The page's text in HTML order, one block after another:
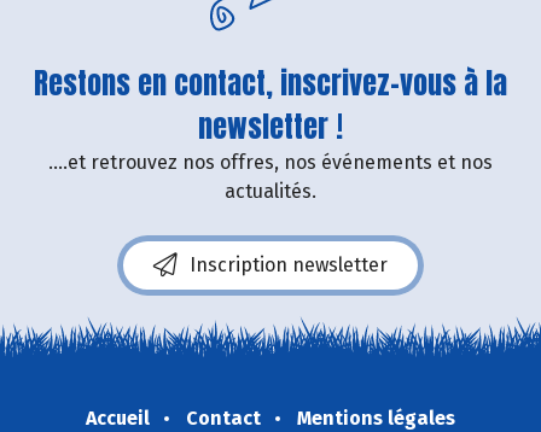
Restons en contact, inscrivez-vous à la
newsletter !
....et retrouvez nos offres, nos événements et nos
actualités.
Inscription newsletter
Accueil Contact
Mentions légales